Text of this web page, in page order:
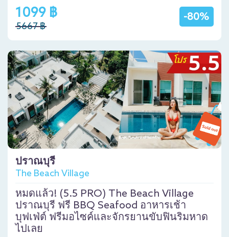
-80%
1099 ฿
5667 ฿
ปราณบุรี
The Beach Village
หมดแล้ว! (5.5 PRO) The Beach Village
ปราณบุรี ฟรี BBQ Seafood อาหารเช้า
บุฟเฟ่ต์ ฟรีมอไซค์และจักรยานขับฟินริมหาด
ไปเลย